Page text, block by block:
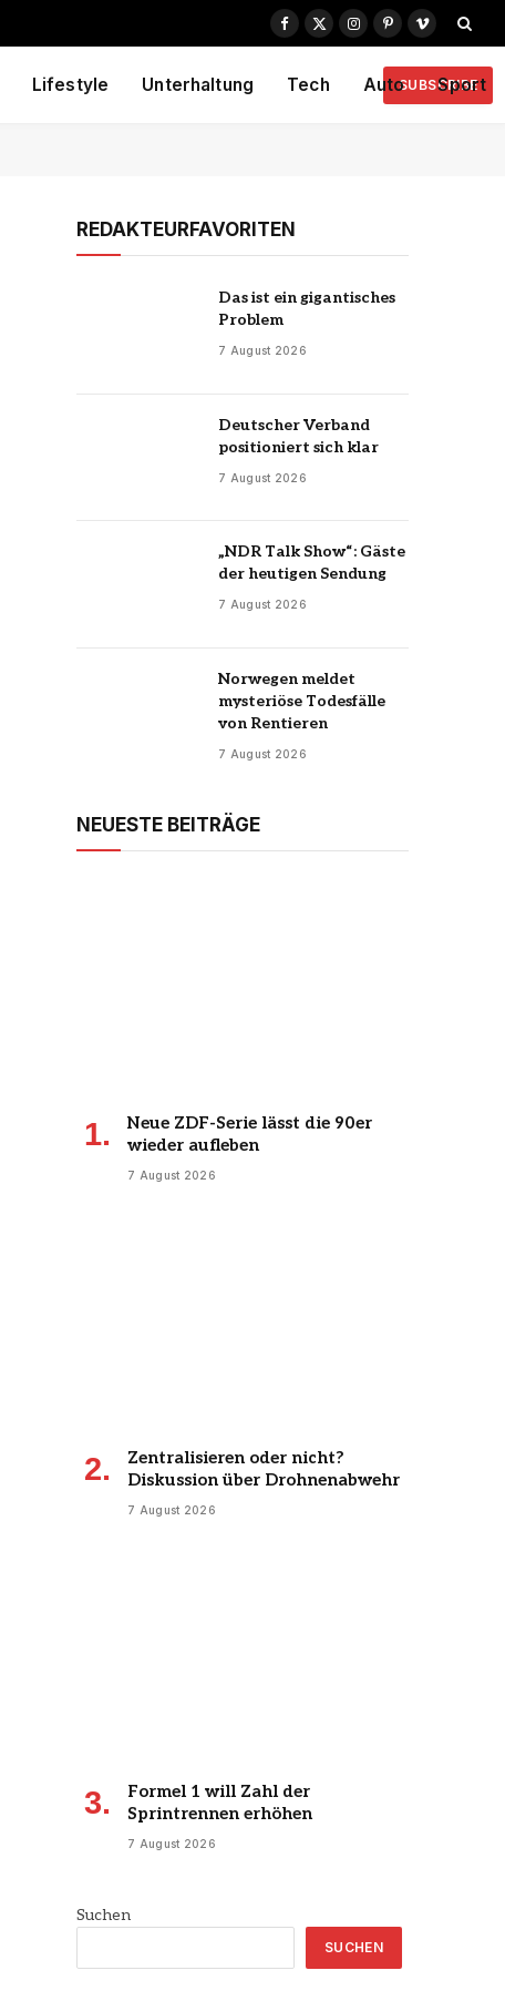
Facebook
X
Instagram
PinterestVimeo
Lifestyle Unterhaltung Tech Auto Sport
SUBSCRIBE
REDAKTEURFAVORITEN
Das ist ein gigantisches
Problem
7 August 2026
Deutscher Verband
positioniert sich klar
7 August 2026
„NDR Talk Show“: Gäste
der heutigen Sendung
7 August 2026
Norwegen meldet
mysteriöse Todesfälle
von Rentieren
7 August 2026
NEUESTE BEITRÄGE
Neue ZDF-Serie lässt die 90er
wieder aufleben
7 August 2026
Zentralisieren oder nicht?
Diskussion über Drohnenabwehr
7 August 2026
Formel 1 will Zahl der
Sprintrennen erhöhen
7 August 2026
Suchen
SUCHEN